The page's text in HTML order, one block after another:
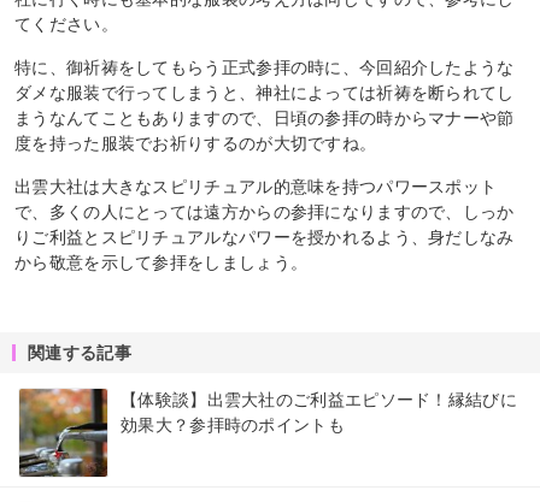
てください。
特に、御祈祷をしてもらう正式参拝の時に、今回紹介したような
ダメな服装で行ってしまうと、神社によっては祈祷を断られてし
まうなんてこともありますので、日頃の参拝の時からマナーや節
度を持った服装でお祈りするのが大切ですね。
出雲大社は大きなスピリチュアル的意味を持つパワースポット
で、多くの人にとっては遠方からの参拝になりますので、しっか
りご利益とスピリチュアルなパワーを授かれるよう、身だしなみ
から敬意を示して参拝をしましょう。
関連する記事
【体験談】出雲大社のご利益エピソード！縁結びに
効果大？参拝時のポイントも